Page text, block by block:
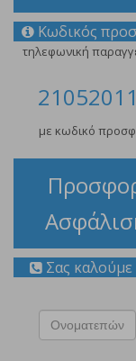
Κωδικός
τηλεφωνική
με κωδικό
Σας καλούμε